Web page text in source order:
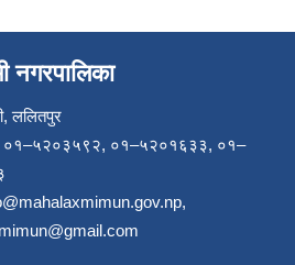
नगरपालिका
ललितपुर
: ०१–५२०३५९२, ०१–५२०१६३३, ०१–
,